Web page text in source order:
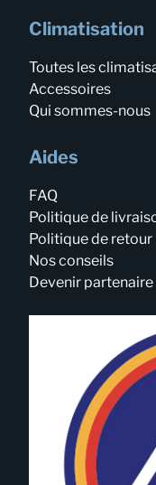
Climatisation
Toutes les
Accessoires
Qui sommes-nous
Aides
FAQ
Politique de
Politique de retour
Nos conseils
Devenir partenaire